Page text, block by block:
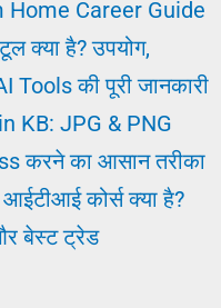
Career Guide
क्या है? उपयोग,
Tools की पूरी जानकारी
KB: JPG & PNG
करने का आसान तरीका
कोर्स क्या है?
बेस्ट ट्रेड